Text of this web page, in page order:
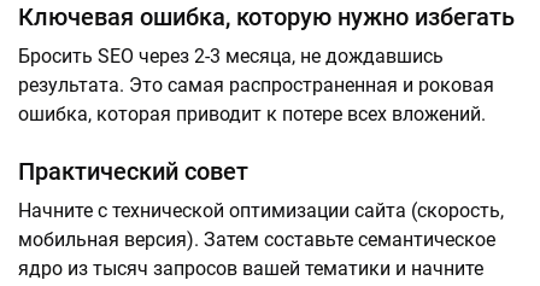
Ключевая ошибка, которую нужно избегать
Бросить SEO через 2-3 месяца, не дождавшись
результата. Это самая распространенная и роковая
ошибка, которая приводит к потере всех вложений.
Практический совет
Начните с технической оптимизации сайта (скорость,
мобильная версия). Затем составьте семантическое
ядро из тысяч запросов вашей тематики и начните